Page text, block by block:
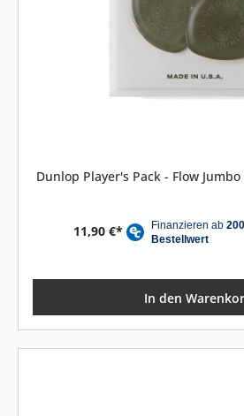
Dunlop Player's Pack - Flow
11,90 €*
In den